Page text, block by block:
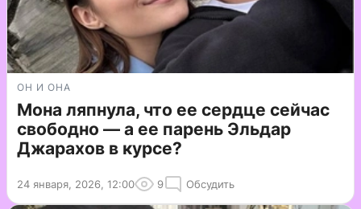
ОН И ОНА
Мона ляпнула, что ее сердце сейчас
свободно — а ее парень Эльдар
Джарахов в курсе?
24 января, 2026, 12:00 9 Обсудить